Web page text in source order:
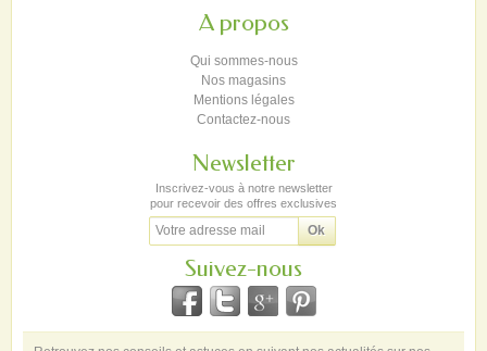
A propos
Qui sommes-nous
Nos magasins
Mentions légales
Contactez-nous
Newsletter
Inscrivez-vous à notre newsletter
pour recevoir des offres exclusives
Suivez-nous